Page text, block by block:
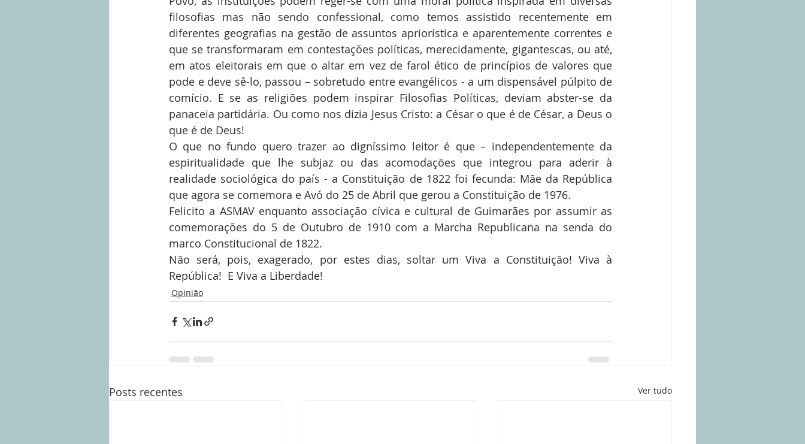
filosofias mas não sendo confessional, como temos assistido recentemente em
diferentes geografias na gestão de assuntos apriorística e aparentemente correntes e
que se transformaram em contestações políticas, merecidamente, gigantescas, ou até,
em atos eleitorais em que o altar em vez de farol ético de princípios de valores que
pode e deve sê-lo, passou – sobretudo entre evangélicos - a um dispensável púlpito de
comício. E se as religiões podem inspirar Filosofias Políticas, deviam abster-se da
panaceia partidária. Ou como nos dizia Jesus Cristo: a César o que é de César, a Deus o
que é de Deus!
O que no fundo quero trazer ao digníssimo leitor é que – independentemente da
espiritualidade que lhe subjaz ou das acomodações que integrou para aderir à
realidade sociológica do país - a Constituição de 1822 foi fecunda: Mãe da República
que agora se comemora e Avó do 25 de Abril que gerou a Constituição de 1976.
Felicito a ASMAV enquanto associação cívica e cultural de Guimarães por assumir as
comemorações do 5 de Outubro de 1910 com a Marcha Republicana na senda do
marco Constitucional de 1822.
Não será, pois, exagerado, por estes dias, soltar um Viva a Constituição! Viva à
República!  E Viva a Liberdade!
Opinião
Posts recentes Ver tudo